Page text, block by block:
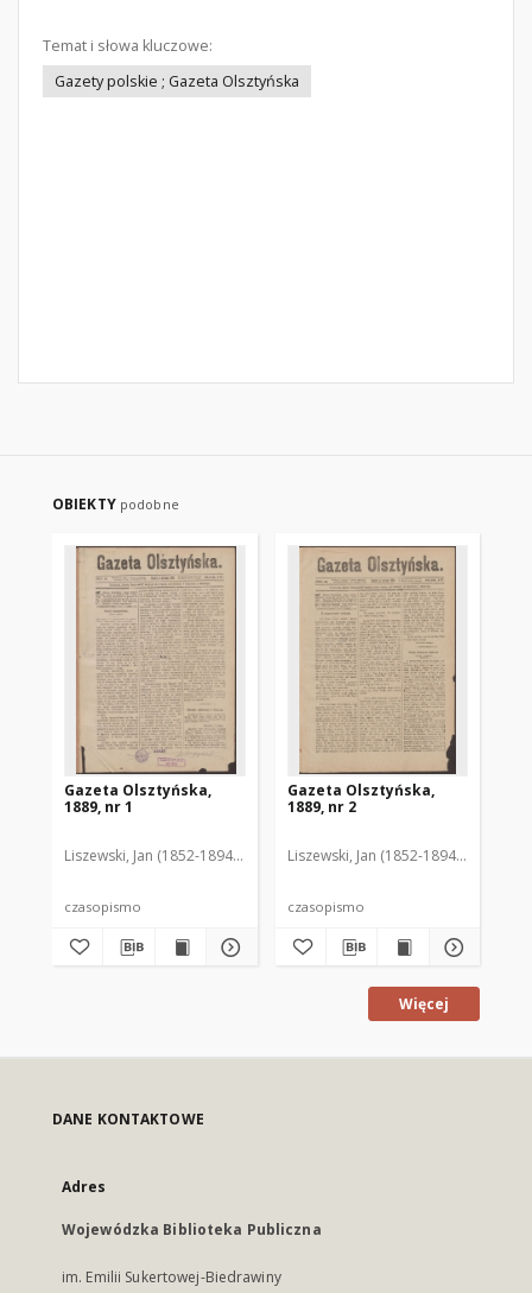
Temat i słowa kluczowe:
Gazety polskie ; Gazeta Olsztyńska
OBIEKTY podobne
Gazeta Olsztyńska,
1889, nr 1
Liszewski, Jan (1852-1894). Red.
czasopismo
Gazeta Olsztyńska,
1889, nr 2
Liszewski, Jan (1852-1894). Red.
czasopismo
Więcej
DANE KONTAKTOWE
Adres
Wojewódzka Biblioteka Publiczna
im. Emilii Sukertowej-Biedrawiny